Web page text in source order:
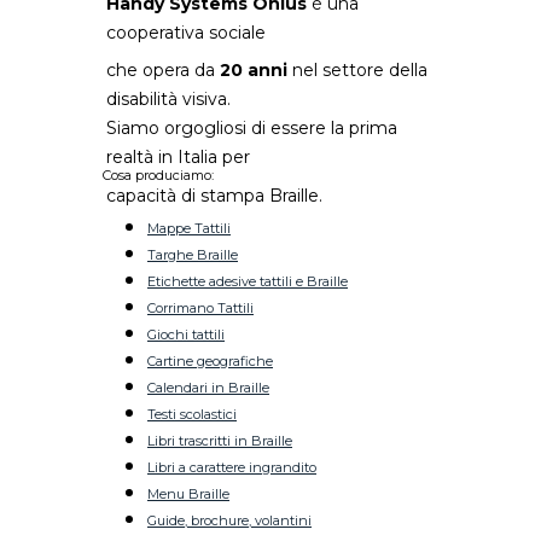
cooperativa sociale
che opera da 20 anni nel settore della
disabilità visiva.
Siamo orgogliosi di essere la prima
realtà in Italia per
capacità di stampa Braille.
Cosa produciamo:
Mappe Tattili
Targhe Braille
Etichette adesive tattili e Braille
Corrimano Tattili
Giochi tattili
Cartine geografiche
Calendari in Braille
Testi scolastici
Libri trascritti in Braille
Libri a carattere ingrandito
Menu Braille
Guide, brochure, volantini